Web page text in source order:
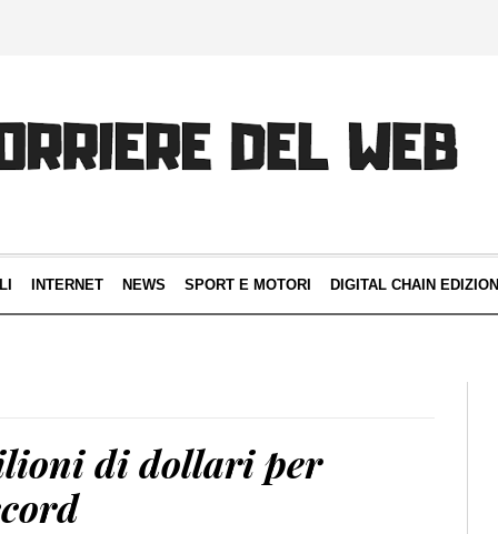
INTERNET NEWS SPORT E MOTORI DIGITAL CHAIN EDIZIONI
di dollari per